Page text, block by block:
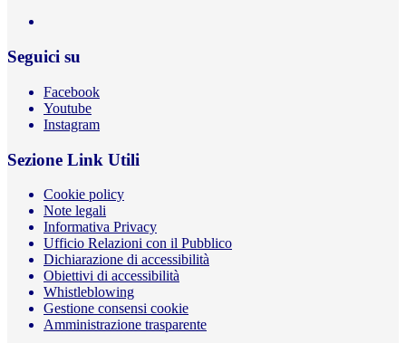
Seguici su
Facebook
Youtube
Instagram
Sezione Link Utili
Cookie policy
Note legali
Informativa Privacy
Ufficio Relazioni con il Pubblico
Dichiarazione di accessibilità
Obiettivi di accessibilità
Whistleblowing
Gestione consensi cookie
Amministrazione trasparente